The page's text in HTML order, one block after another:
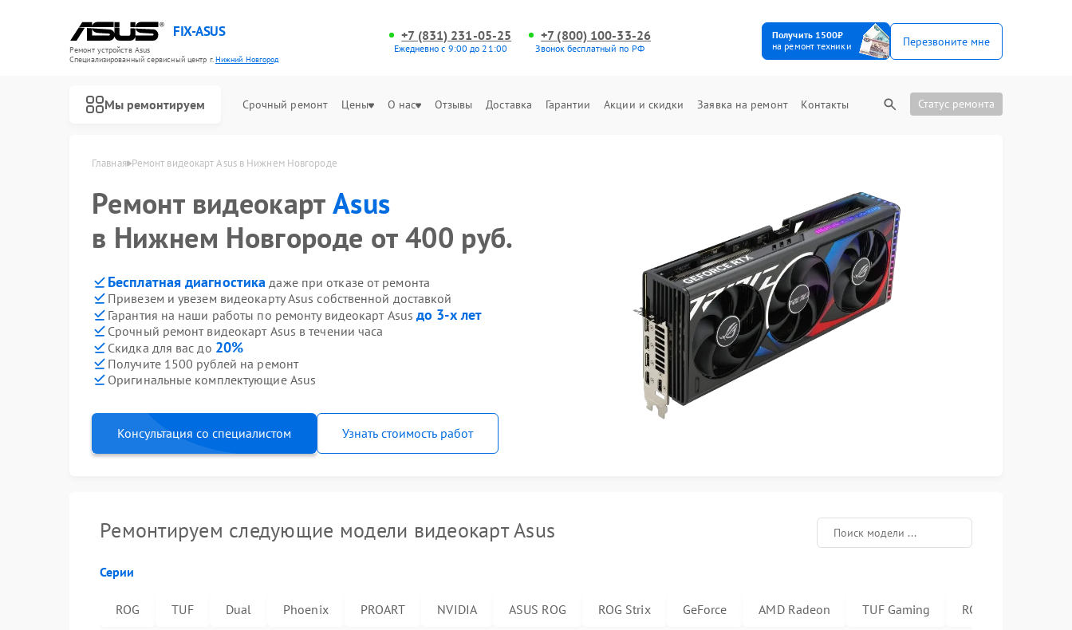
FIX-ASUS
Ремонт устройств Asus
Специализированный cервисный центр г.Нижний Новгород
+7 (831) 231-05-25
Ежедневно с 9:00 до 21:00
+7 (800) 100-33-26
Звонок бесплатный по РФ
Получить 1500₽
на ремонт техники
Перезвоните мне
Мы ремонтируем Срочный ремонт Цены О нас Отзывы Доставка Гарантии Акции и скидки Заявка на ремонт Контакты Статус ремонта
Главная Ремонт видеокарт Asus в Нижнем Новгороде
Ремонт видеокартAsus
в Нижнем Новгороде от 400 руб.
Бесплатная диагностика даже при отказе от ремонта
Привезем и увезем видеокарту Asus собственной доставкой
Гарантия на наши работы по ремонту видеокарт Asus до 3-х лет
Срочный ремонт видеокарт Asus в течении часа
Скидка для вас до 20%
Получите 1500 рублей на ремонт
Оригинальные комплектующие Asus
Консультация со специалистом Узнать стоимость работ
Ремонтируем следующие модели видеокарт Asus
Серии
ROG TUF Dual Phoenix PROART NVIDIA ASUS ROG ROG Strix GeForce AMD Radeon TUF Gaming ROG Strix LC